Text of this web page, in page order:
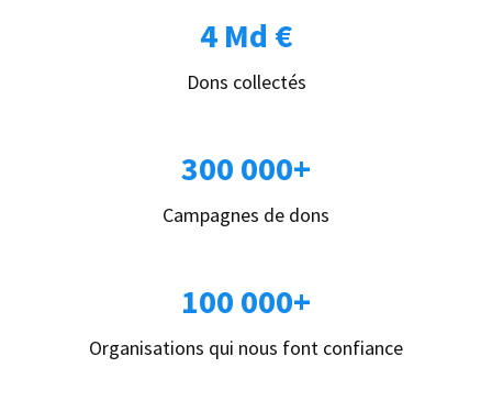
4 Md €
Dons collectés
300 000+
Campagnes de dons
100 000+
Organisations qui nous font confiance